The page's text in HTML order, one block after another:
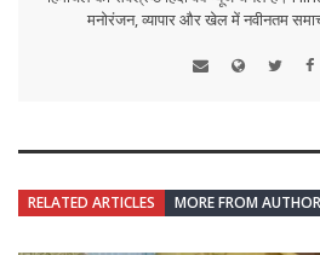
मनोरंजन, व्यापार और खेल में नवीनतम
RELATED ARTICLES MORE FROM AUTHOR